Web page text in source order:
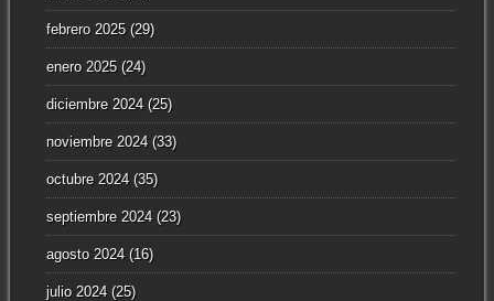
febrero 2025(29)
enero 2025(24)
diciembre 2024(25)
noviembre 2024(33)
octubre 2024(35)
septiembre 2024(23)
agosto 2024(16)
julio 2024(25)